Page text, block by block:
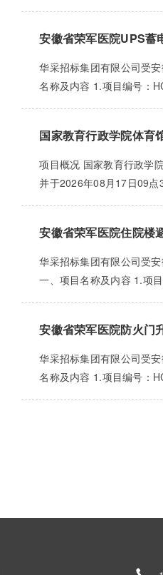
安徽省荣军医院UPS蓄
华采招标集团有限公司受
名称及内容 1.项目编号：
国家教育行政学院体育
项目概况 国家教育行政学
并于2026年08月17日09
安徽省荣军医院住院楼
华采招标集团有限公司受
一、项目名称及内容 1.项
安徽省荣军医院防火门
华采招标集团有限公司受
名称及内容 1.项目编号：